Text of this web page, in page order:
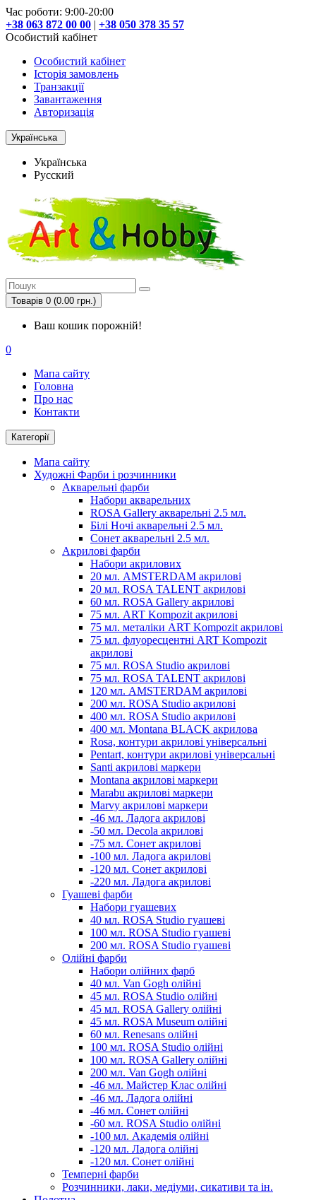
Час роботи: 9:00-20:00
+38 063 872 00 00 | +38 050 378 35 57
Особистий кабінет
Особистий кабінет
Історія замовлень
Транзакції
Завантаження
Авторизація
Українська
Українська
Русский
Товарів 0 (0.00 грн.)
Ваш кошик порожній!
0
Мапа сайту
Головна
Про нас
Контакти
Категорії
Мапа сайту
Художні Фарби і розчинники
Акварельні фарби
Набори акварельних
ROSA Gallery акварельні 2.5 мл.
Білі Ночі акварельні 2.5 мл.
Сонет акварельні 2.5 мл.
Акрилові фарби
Набори акрилових
20 мл. AMSTERDAM акрилові
20 мл. ROSA TALENT акрилові
60 мл. ROSA Gallery акрилові
75 мл. ART Kompozit акрилові
75 мл. металіки ART Kompozit акрилові
75 мл. флуоресцентні ART Kompozit
акрилові
75 мл. ROSA Studio акрилові
75 мл. ROSA TALENT акрилові
120 мл. AMSTERDAM акрилові
200 мл. ROSA Studio акрилові
400 мл. ROSA Studio акрилові
400 мл. Montana BLACK акрилова
Rosa, контури акрилові універсальні
Pentart, контури акрилові універсальні
Santi акрилові маркери
Montana акрилові маркери
Marabu акрилові маркери
Marvy акрилові маркери
-46 мл. Ладога акрилові
-50 мл. Decola акрилові
-75 мл. Сонет акрилові
-100 мл. Ладога акрилові
-120 мл. Сонет акрилові
-220 мл. Ладога акрилові
Гуашеві фарби
Набори гуашевих
40 мл. ROSA Studio гуашеві
100 мл. ROSA Studio гуашеві
200 мл. ROSA Studio гуашеві
Олійні фарби
Набори олійних фарб
40 мл. Van Gogh олійні
45 мл. ROSA Studio олійні
45 мл. ROSA Gallery олійні
45 мл. ROSA Museum олійні
60 мл. Renesans олійні
100 мл. ROSA Studio олійні
100 мл. ROSA Gallery олійні
200 мл. Van Gogh олійні
-46 мл. Майстер Клас олійні
-46 мл. Ладога олійні
-46 мл. Сонет олійні
-60 мл. ROSA Studio олійні
-100 мл. Академія олійні
-120 мл. Ладога олійні
-120 мл. Сонет олійні
Темперні фарби
Розчинники, лаки, медіуми, сикативи та ін.